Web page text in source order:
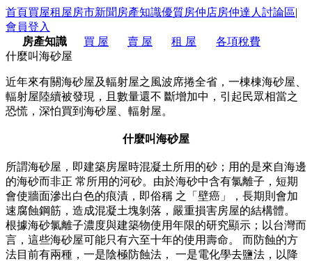
首頁買屋租屋房市新聞 房產知識優質房仲店房仲達人 討論區|
會員登入
房產知識
買 屋 賣 屋 租 屋
各項稅費
什麼叫海砂屋
近年來有關海砂屋及輻射屋之風波席捲全省，一棟棟海砂屋、
輻射屋陸續被發現，且數量還不 斷增加中，引起民眾相當之
恐慌，深怕買到海砂屋、輻射屋。
什麼叫海砂屋
所謂海砂屋，即建築房屋時混凝土所用的砂；用的是來自海邊
的海砂而非正 常所用的河砂。由於海砂中含有氯離子，短期
會使牆面滲出白色的痕漬，即俗稱 之「壁癌」，長期則會加
速腐蝕鋼筋，造成混凝土塊剝落，嚴重損害房屋的結構體。
根據海砂氯離子濃度與建築物使用年限的研究顯示；以台灣而
言，這些海砂屋可能只有六至十年的使用壽命。 而防蝕的方
法目前有兩種，一是陰極防蝕法， 一是電化學去鹽法，以降